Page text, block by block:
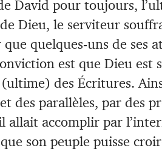
David pour toujours,
Dieu, le serviteur
quelques-uns de ses
est que Dieu est
des Écritures.
des parallèles, par des
allait accomplir par
son peuple puisse